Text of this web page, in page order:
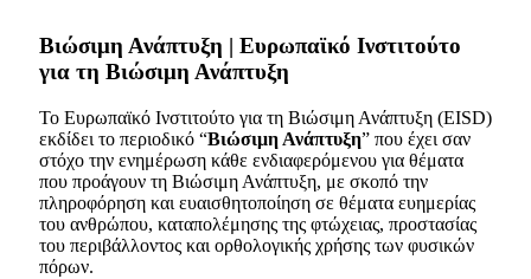
Bιώσιμη Ανάπτυξη | Ευρωπαϊκό Ινστιτούτο
για τη Βιώσιμη Ανάπτυξη
Το Ευρωπαϊκό Ινστιτούτο για τη Βιώσιμη Ανάπτυξη (EISD)
εκδίδει το περιοδικό “Βιώσιμη Ανάπτυξη” που έχει σαν
στόχο την ενημέρωση κάθε ενδιαφερόμενου για θέματα
που προάγουν τη Βιώσιμη Ανάπτυξη, με σκοπό την
πληροφόρηση και ευαισθητοποίηση σε θέματα ευημερίας
του ανθρώπου, καταπολέμησης της φτώχειας, προστασίας
του περιβάλλοντος και ορθολογικής χρήσης των φυσικών
πόρων.